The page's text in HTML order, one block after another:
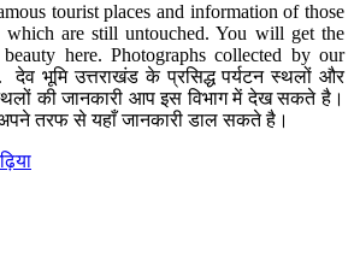
tourist places and information of those
which are still untouched. You will get the
here. Photographs collected by our
देव भूमि उत्तराखंड के प्रसिद्ध पर्यटन स्थलों और
की जानकारी आप इस विभाग में देख सकते है।
तरफ से यहाँ जानकारी डाल सकते है।